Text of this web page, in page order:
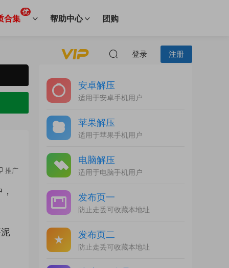
合集
优
帮助中心 团购
登录 注册
推广
安卓解压
适用于安卓手机用户
苹果解压
适用于苹果手机用户
电脑解压
适用于电脑手机用户
发布页一
防止走丢可收藏本地址
发布页二
防止走丢可收藏本地址